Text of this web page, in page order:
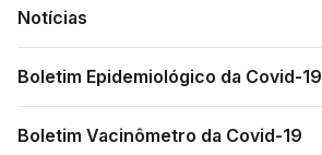
Notícias
Boletim Epidemiológico da Covid-19
Boletim Vacinômetro da Covid-19